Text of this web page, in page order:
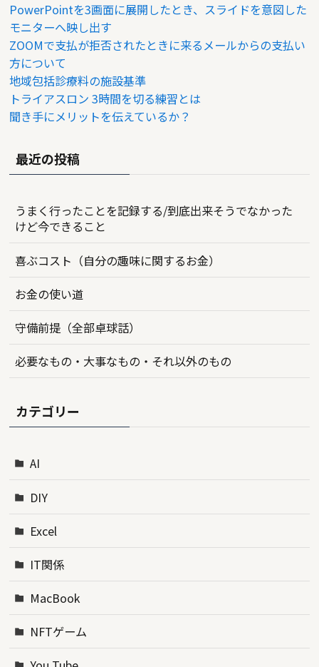
PowerPointを3画面に展開したとき、スライドを意図した
モニターへ映し出す
ZOOMで支払が拒否されたときに来るメールからの支払い
方について
地域包括診療料の施設基準
トライアスロン 3時間を切る練習とは
聞き手にメリットを伝えているか？
最近の投稿
うまく行ったことを記録する/到底出来そうでなかった
けど今できること
喜ぶコスト（自分の趣味に関するお金）
お金の使い道
守備前提（全部卓球話）
必要なもの・大事なもの・それ以外のもの
カテゴリー
AI
DIY
Excel
IT関係
MacBook
NFTゲーム